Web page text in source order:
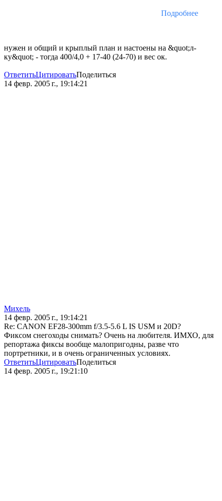
Подробнее
нужен и общий и крыплый план и настоены на &quot;л-
ку&quot; - тогда 400/4,0 + 17-40 (24-70) и вес ок.
ОтветитьЦитироватьПоделиться
14 февр. 2005 г., 19:14:21
Михель
14 февр. 2005 г., 19:14:21
Re: CANON EF28-300mm f/3.5-5.6 L IS USM и 20D?
Фиксом снегоходы снимать? Очень на любителя. ИМХО, для
репортажа фиксы вообще малопригодны, разве что
портретники, и в очень ограниченных условиях.
ОтветитьЦитироватьПоделиться
14 февр. 2005 г., 19:21:10